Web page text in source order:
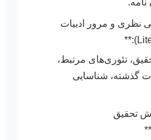
نظری و مرور ادبیات
تئوری‌های مرتبط،
گذشته، شناسایی
تحقیق